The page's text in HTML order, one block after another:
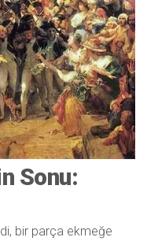
Sonu:
bir parça ekmeğe